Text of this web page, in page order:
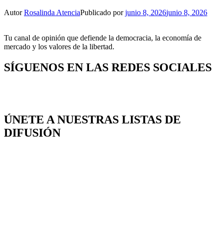
AutorRosalinda AtenciaPublicado porjunio 8, 2026junio 8, 2026
Tu canal de opinión que defiende la democracia, la economía de
mercado y los valores de la libertad.
SÍGUENOS EN LAS REDES SOCIALES
ÚNETE A NUESTRAS LISTAS DE
DIFUSIÓN